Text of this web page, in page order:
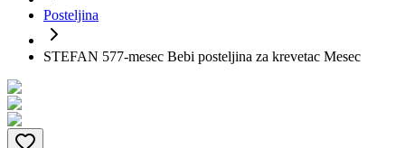
Posteljina
STEFAN 577-mesec Bebi posteljina za krevetac Mesec